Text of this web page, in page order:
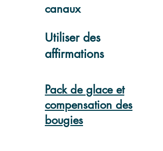
canaux
Utiliser des
affirmations
Pack de glace et
compensation des
bougies